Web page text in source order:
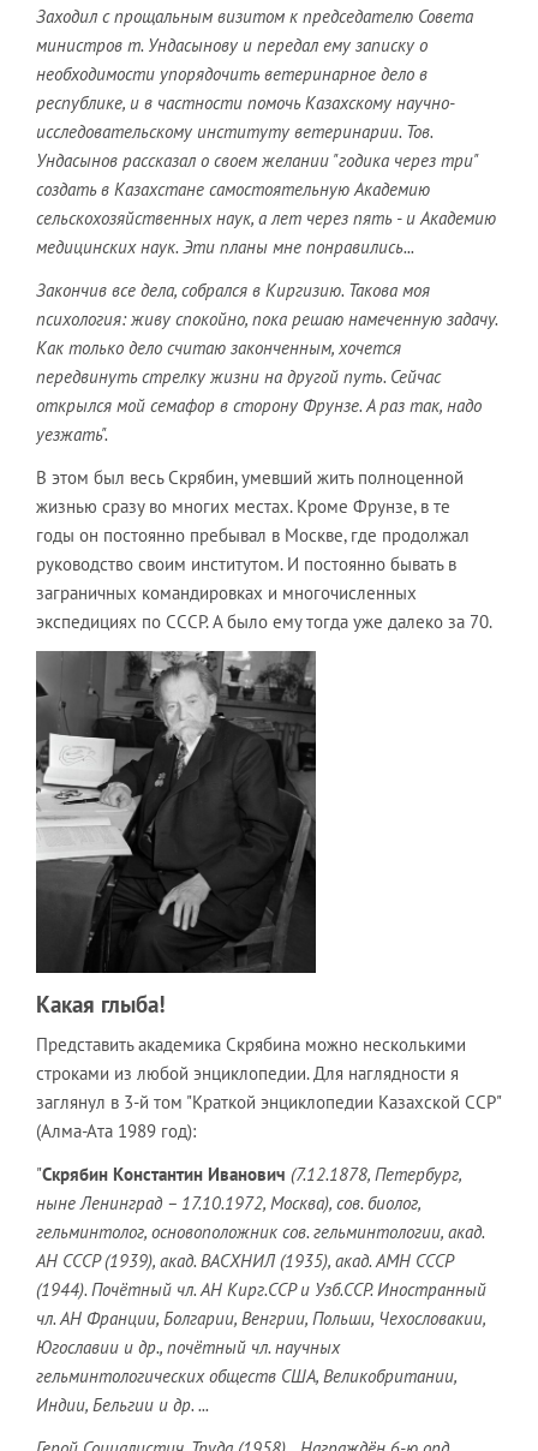
Заходил с прощальным визитом к председателю Совета
министров т. Ундасынову и передал ему записку о
необходимости упорядочить ветеринарное дело в
республике, и в частности помочь Казахскому научно-
исследовательскому институту ветеринарии. Тов.
Ундасынов рассказал о своем желании "годика через три"
создать в Казахстане самостоятельную Академию
сельскохозяйственных наук, а лет через пять - и Академию
медицинских наук. Эти планы мне понравились...
Закончив все дела, собрался в Киргизию. Такова моя
психология: живу спокойно, пока решаю намеченную задачу.
Как только дело считаю законченным, хочется
передвинуть стрелку жизни на другой путь. Сейчас
открылся мой семафор в сторону Фрунзе. А раз так, надо
уезжать".
В этом был весь Скрябин, умевший жить полноценной
жизнью сразу во многих местах. Кроме Фрунзе, в те
годы он постоянно пребывал в Москве, где продолжал
руководство своим институтом. И постоянно бывать в
заграничных командировках и многочисленных
экспедициях по СССР. А было ему тогда уже далеко за 70.
Какая глыба!
Представить академика Скрябина можно несколькими
строками из любой энциклопедии. Для наглядности я
заглянул в 3-й том "Краткой энциклопедии Казахской ССР"
(Алма-Ата 1989 год):
"Скрябин Константин Иванович (7.12.1878, Петербург,
ныне Ленинград – 17.10.1972, Москва), сов. биолог,
гельминтолог, основоположник сов. гельминтологии, акад.
АН СССР (1939), акад. ВАСХНИЛ (1935), акад. АМН СССР
(1944). Почётный чл. АН Кирг.ССР и Узб.ССР. Иностранный
чл. АН Франции, Болгарии, Венгрии, Польши, Чехословакии,
Югославии и др., почётный чл. научных
гельминтологических обществ США, Великобритании,
Индии, Бельгии и др. ...